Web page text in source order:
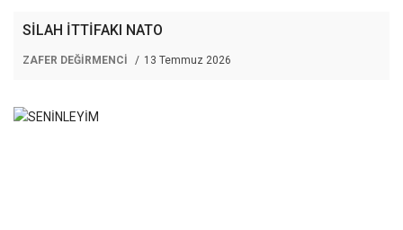
SİLAH İTTİFAKI NATO
ZAFER DEĞİRMENCİ 13 Temmuz 2026